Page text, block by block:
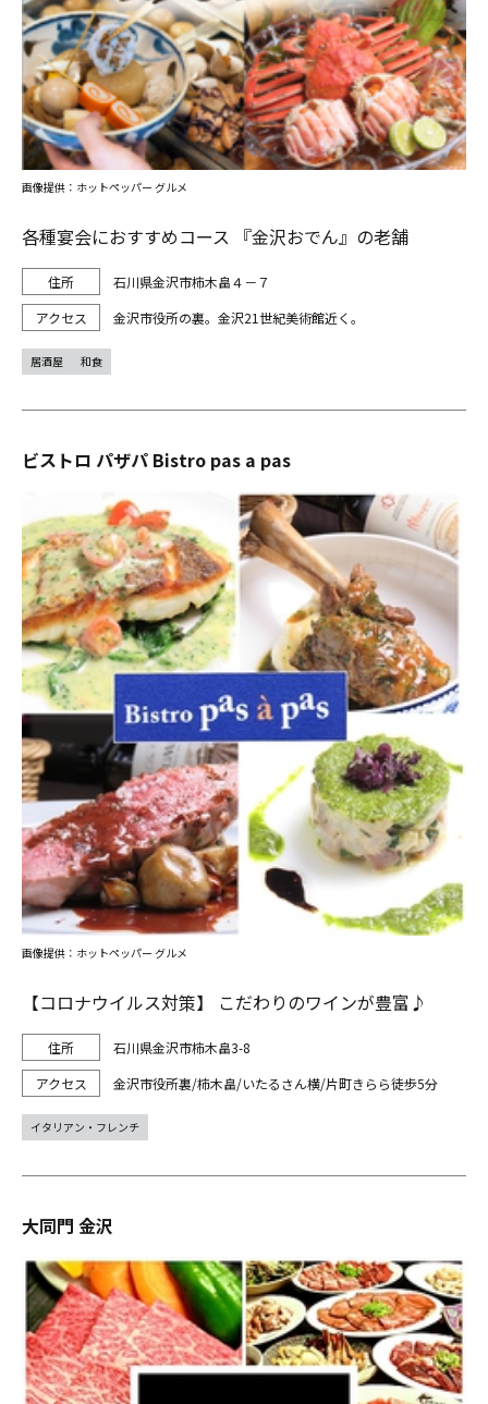
各種宴会におすすめコース 『金沢おでん』の老舗
石川県金沢市柿木畠４－７
金沢市役所の裏。金沢21世紀美術館近く。
画像提供：ホットペッパー グルメ
居酒屋 和食
ビストロ パザパ Bistro pas a pas
【コロナウイルス対策】 こだわりのワインが豊富♪
石川県金沢市柿木畠3-8
金沢市役所裏/柿木畠/いたるさん横/片町きらら徒歩5分
画像提供：ホットペッパー グルメ
イタリアン・フレンチ
大同門 金沢